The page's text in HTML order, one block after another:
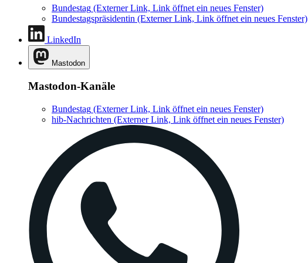
Bundestag (Externer Link, Link öffnet ein neues Fenster)
Bundestagspräsidentin (Externer Link, Link öffnet ein neues Fenster)
LinkedIn
Mastodon
Mastodon-Kanäle
Bundestag (Externer Link, Link öffnet ein neues Fenster)
hib-Nachrichten (Externer Link, Link öffnet ein neues Fenster)